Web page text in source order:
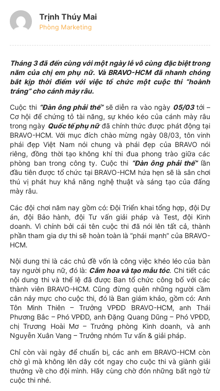
Trịnh Thúy Mai
Phòng Marketing
Tháng 3 đã đến cùng với một ngày lễ vô cùng đặc biệt trong
năm của chị em phụ nữ. Và BRAVO-HCM đã nhanh chóng
bắt kịp thời điểm với việc tổ chức một cuộc thi “hoành
tráng” cho cánh mày râu.
Cuộc thi “Đàn ông phải thế”sẽ diễn ra vào ngày 05/03tới –
Cơ hội để chứng tỏ tài năng, sự khéo kéo của cánh mày râu
trong ngày Quốc tế phụ nữđã chính thức được phát động tại
BRAVO-HCM. Với mục đích chào mừng ngày 08/03, tôn vinh
phái đẹp Việt Nam nói chung và phái đẹp của BRAVO nói
riêng, đồng thời tạo không khí thi đua phong trào giữa các
phòng ban trong công ty. Cuộc thi “Đàn ông phải thế”lần
đầu tiên được tổ chức tại BRAVO-HCM hứa hẹn sẽ là sân chơi
thú vị phát huy khả năng nghệ thuật và sáng tạo của đấng
mày râu.
Các đội chơi năm nay gồm có: Đội Triển khai tổng hợp, đội Dự
án, đội Bảo hành, đội Tư vấn giải pháp và Test, đội Kinh
doanh. Vì chính bởi cái tên cuộc thi đã nói lên tất cả, thành
phần tham gia dự thi sẽ hoàn toàn là “phái mạnh” của BRAVO-
HCM.
Nội dung thi là các chủ đề vốn là công việc khéo léo của bàn
tay người phụ nữ, đó là: Cắm hoa và tạo mẫu tóc. Chi tiết các
nội dung thi và thể lệ đã được Ban tổ chức công bố với các
thành viên BRAVO-HCM. Cũng đừng quên những người cầm
cân nảy mực cho cuộc thi, đó là Ban giám khảo, gồm có: Anh
Tôn Minh Thiên – Trưởng VPĐD BRAVO-HCM, anh Thái
Phương Bắc – Phó VPĐD, anh Đặng Quang Dũng – Phó VPĐD,
chị Trương Hoài Mơ – Trưởng phòng Kinh doanh, và anh
Nguyễn Xuân Vang – Trưởng nhóm Tư vấn & giải pháp.
Chỉ còn vài ngày để chuẩn bị, các anh em BRAVO-HCM còn
chờ gì mà không lên dây cót ngay cho cuộc thi và giành giải
thưởng về cho đội mình. Hãy cùng chờ đón những bất ngờ từ
cuộc thi nhé.